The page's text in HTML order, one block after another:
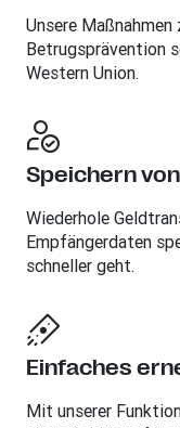
Unsere
Betrugsprävention
Western Union.
Speichern
Wiederhole
Empfängerdaten
schneller geht.
Einfaches
Mit unserer